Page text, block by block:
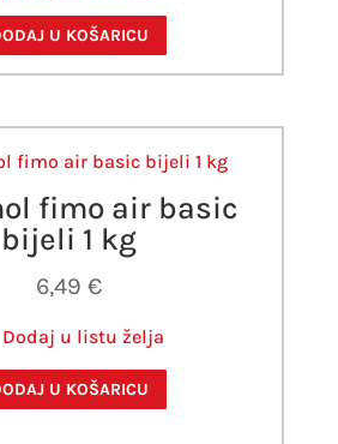
U KOŠARICU
fimo air basic
bijeli 1 kg
6,49€
Dodaj u listu želja
U KOŠARICU